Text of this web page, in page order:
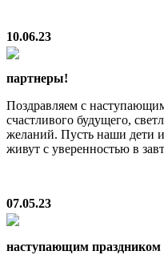
10.06.23
партнеры!
Поздравляем с
счастливого будущего,
желаний. Пусть наши дети
живут с уверенностью в
07.05.23
наступающим праздником